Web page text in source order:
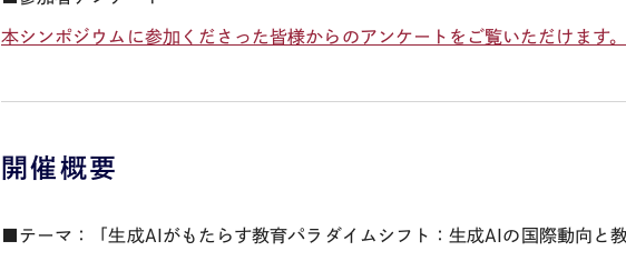
本シンポジウムに参加くださった皆様からのアンケートをご覧いただけます。
開催概要
■テーマ：「生成AI がもたらす教育パラダイムシフト：生成AI の国際動向と